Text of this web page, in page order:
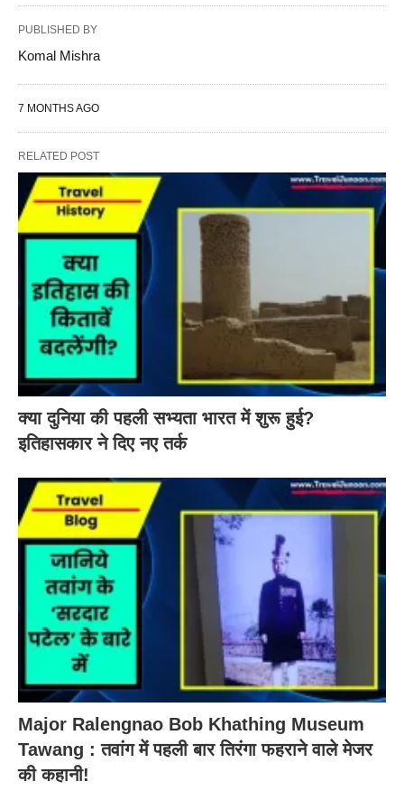
PUBLISHED BY
Komal Mishra
7 MONTHS AGO
RELATED POST
क्या दुनिया की पहली सभ्यता भारत में शुरू हुई?
इतिहासकार ने दिए नए तर्क
Major Ralengnao Bob Khathing Museum
Tawang : तवांग में पहली बार तिरंगा फहराने वाले मेजर
की कहानी!